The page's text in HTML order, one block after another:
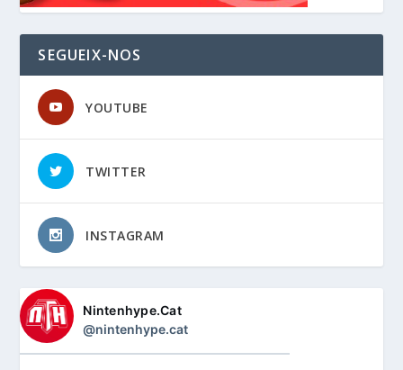
SEGUEIX-NOS
YOUTUBE
TWITTER
INSTAGRAM
Nintenhype.Cat
@nintenhype.cat